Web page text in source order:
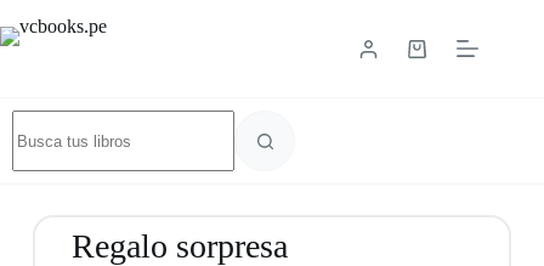
Regalo sorpresa